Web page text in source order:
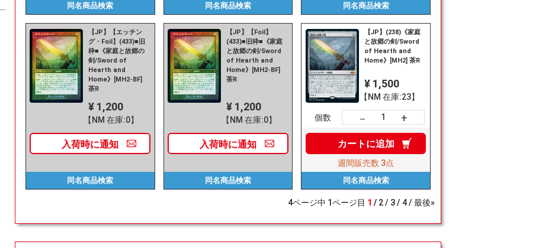
同名商品検索 同名商品検索 同名商品検索
【JP】【エッチン
グ・Foil】(433)■旧
枠■《家庭と故郷の
剣/Sword of
Hearth and
Home》[MH2-BF]
茶R
¥ 1,200
【NM 在庫:0】
入荷時に通知
同名商品検索
【JP】【Foil】
(433)■旧枠■《家庭
と故郷の剣/Sword
of Hearth and
Home》[MH2-BF]
茶R
¥ 1,200
【NM 在庫:0】
入荷時に通知
同名商品検索
【JP】(238)《家庭
と故郷の剣/Sword
of Hearth and
Home》[MH2] 茶R
¥ 1,500
【NM 在庫:23】
個数 － +
カートに追加
週間販売数 3点
同名商品検索
4ページ中 1ページ目 1 2 3 4 最後»